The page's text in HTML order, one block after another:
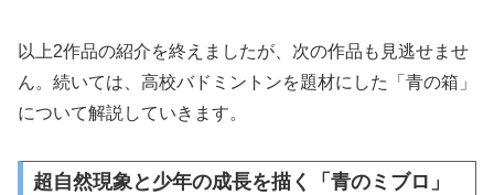
以上2作品の紹介を終えましたが、次の作品も見逃せませ
ん。続いては、高校バドミントンを題材にした「青の箱」
について解説していきます。
超自然現象と少年の成長を描く「青のミブロ」